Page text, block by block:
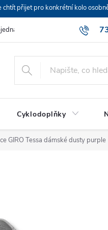
přijet pro konkrétní kolo
Cyklodoplňky
GIRO Tessa dámské dusty purple